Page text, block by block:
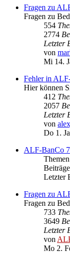
Fragen zu
Fragen zu
554
2774
Letzter
von
Mi 14.
Fehler in
Hier können
412
2057
Letzter
von
Do 1.
ALF-BanCo 7
Themen
Beiträge
Letzter
Fragen zu
Fragen zu
733
3649
Letzter
von
Mo 2.